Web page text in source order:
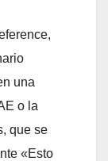
una
o la
que se
«Esto